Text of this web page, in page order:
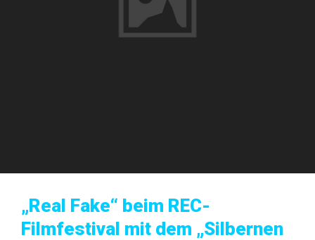
„Real Fake“ beim REC-
Filmfestival mit dem „Silbernen